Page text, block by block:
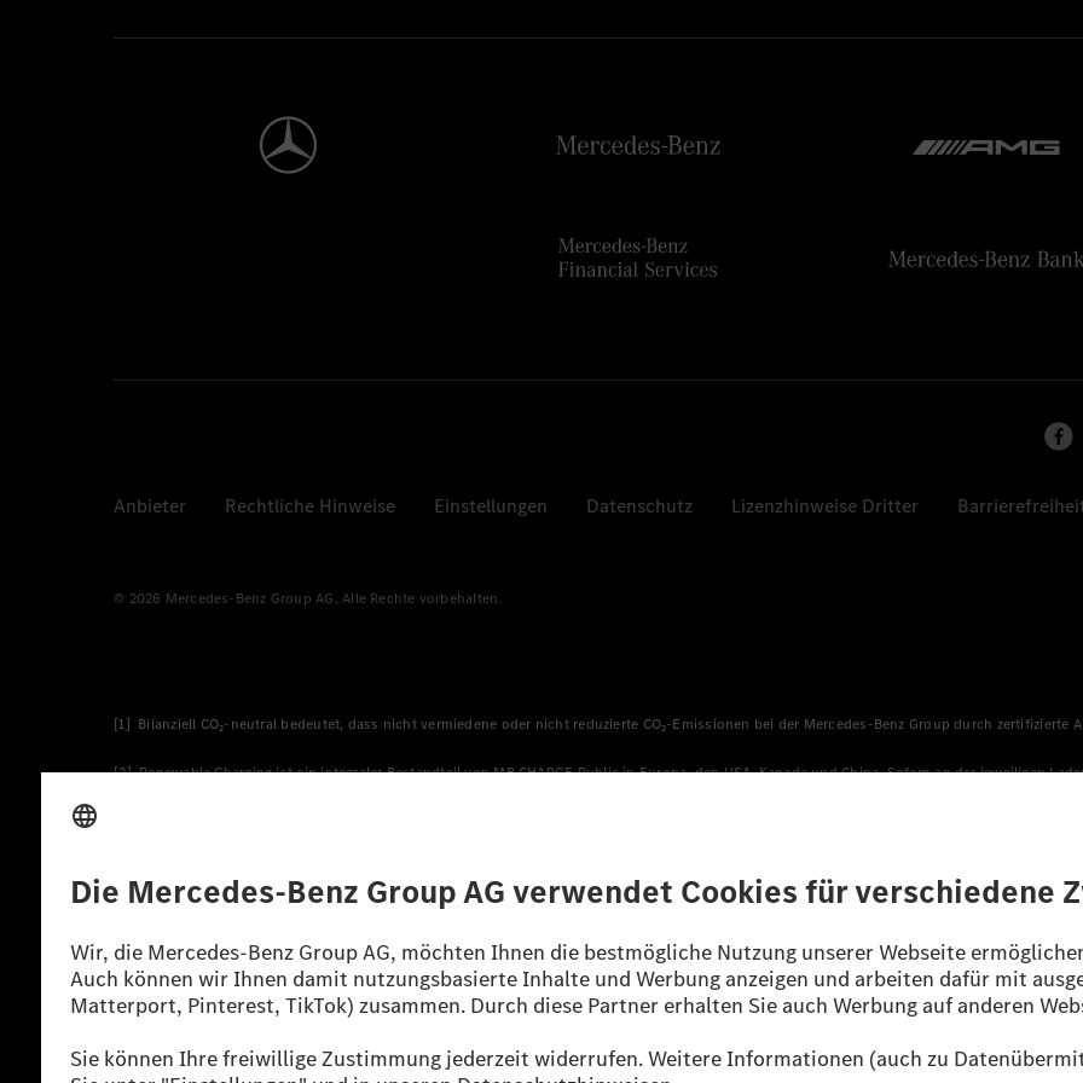
Anbieter Rechtliche Hinweise Einstellungen Datenschutz Lizenzhinweise Dritter
© 2026 Mercedes-Benz Group AG. Alle Rechte vorbehalten.
[1] Bilanziell CO₂-neutral bedeutet, dass nicht vermiedene oder nicht reduzierte CO₂-Emissionen bei der Mercedes-Benz Group durch zertifizierte
[2] Renewable Charging ist ein integraler Bestandteil von MB.CHARGE Public in Europa, den USA, Kanada und China. Sofern an der jeweiligen
* Die angegebenen Werte wurden nach dem vorgeschriebenen Messverfahren WLTP (Worldwide harmonised Light vehicles Test Procedure)
europäischen Markt. Der Energieverbrauch und der CO₂-Ausstoß eines Pkw sind nicht nur von der effizienten Ausnutzung des Kraftstoffs bzw.
** Der Stromverbrauch wurde auf der Grundlage der VO 692/2008/EG nach NEFZ ermittelt. Der Stromverbrauch ist abhängig von der
*** Angaben zum Stromverbrauch und zur Reichweite sind vorläufig und wurden intern nach Maßgabe der Zertifizierungsmethode „WLTP-
möglich.